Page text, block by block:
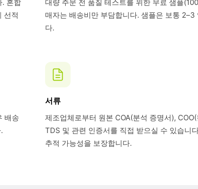
. 혼합
선적
대량 주문 전 품질 테스트를 위한 무료 샘플
매자는 배송비만 부담합니다. 샘플은 보통 2–3
다.
배송
서류
제조업체로부터 원본 COA(분석 증명서),
TDS 및 관련 인증서를 직접 받으실 수 있습니
추적 가능성을 보장합니다.